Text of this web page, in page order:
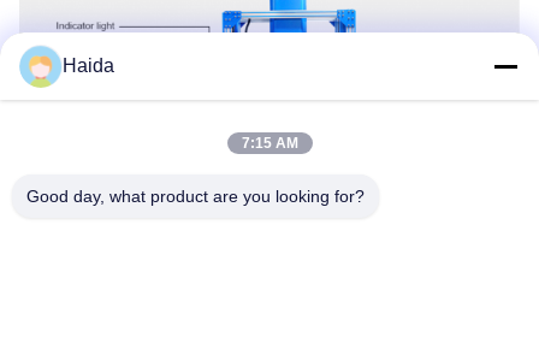
Haida
7:15 AM
Good day, what product are you looking for?